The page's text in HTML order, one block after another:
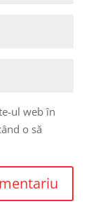
ul web în
o să